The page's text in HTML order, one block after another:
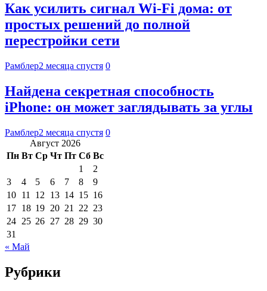
Как усилить сигнал Wi-Fi дома: от
простых решений до полной
перестройки сети
Рамблер2 месяца спустя 0
Найдена секретная способность
iPhone: он может заглядывать за углы
Рамблер2 месяца спустя 0
Август 2026
Пн Вт Ср Чт Пт Сб Вс
1
2
3
4 5 6 7 8
9
10 11 12 13 14 15 16
17 18 19 20 21 22 23
24 25 26 27 28 29 30
31
« Май
Рубрики